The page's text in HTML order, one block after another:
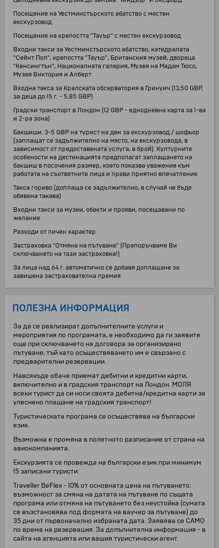
Посещение на Уестминстърското абатство с местен
екскурзовод
Посещение на крепостта "Тауър" с местен екскурзовод
Входни такси за Уестминстърското абатство, катедралата
"Сейнт Пол", крепостта "Тауър", Британския музей, двореца
"Кенсингтън", Националната галерия, Музея на Мадам Тюсо,
Музея Виктория и Алберт
Входна такса за Кралската обсерватория в Гринуич (13,50 GBP,
за деца до 15 г. - 5,85 GBP)
Градски транспорт в Лондон (12 GBP - еднодневна карта за 1-ва
и 2-ра зона)
Бакшиши: 3-5 GBP на турист на ден за екскурзовод / шофьор
(заплащат се задължително на място, на екскурзовода, в
зависимост от предоставената услуга, в брой). Културните
особености на дестинацията предполагат заплащането на
бакшиш в посочения размер, което показва уважение към
работата на съответните лица и прави приятно впечатление
Такса гориво (доплаща се задължително, в случай че бъде
обявена такава)
Входни такси за музеи, обекти и прояви, посещавани по
желание
Разходи от личен характер
Застраховка "Отмяна на пътуване" (Препоръчваме Ви
сключването на тази застраховка!)
За лица над 64 г. автоматично се добавя доплащане за
завишена застрахователна премия
ПОЛЕЗНА ИНФОРМАЦИЯ
За да се реализират допълнителните услуги и
мероприятия по програмата, е необходимо да ги заявите
още при сключването на договора за организирано
пътуване, тъй като осъществяването им е свързано с
предварителни резервации.
Навсякъде обаче приемат дебитни и кредитни карти,
включително и в градския транспорт на Лондон. МОЛЯ
всеки турист да си носи своята дебитна/кредитна карти за
улеснено плащане на градския транспорт!
Туристическата програма се осъществява на български
език.
Възможна е промяна в полетното разписание от страна на
авиокомпанията.
Екскурзията се провежда на български език при минимум
15 записани туристи.
Traveller BeFlex - 10% от основната цена на пътуването:
възможност за смяна на датата на пътуване по същата
програма или отмяна на пътуването без неустойка (сумата
се възстановява под формата на ваучер за пътуване) до
35 дни от първоначално избраната дата. Заявява се САМО
по време на резервация. За допълнителна информация - в
сайта на агенцията или вашия туристически агент.